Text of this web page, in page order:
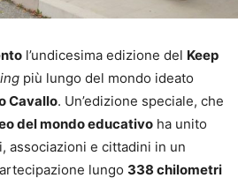
l’undicesima edizione del Keep
più lungo del mondo ideato
Cavallo. Un’edizione speciale, che
del mondo educativo ha unito
associazioni e cittadini in un
lungo 338 chilometri